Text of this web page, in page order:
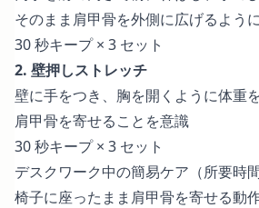
そのまま肩甲骨を外側に広げるよう
30 秒キープ × 3 セット
2. 壁押しストレッチ
壁に手をつき、胸を開くように体重
肩甲骨を寄せることを意識
30 秒キープ × 3 セット
デスクワーク中の簡易ケア（所要時間
椅子に座ったまま肩甲骨を寄せる動